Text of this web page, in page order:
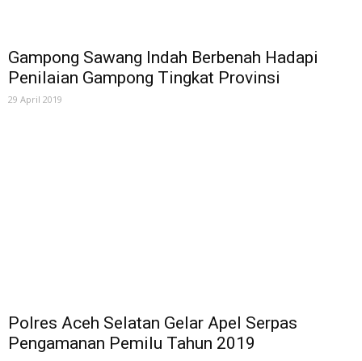
Gampong Sawang Indah Berbenah Hadapi
Penilaian Gampong Tingkat Provinsi
29 April 2019
Polres Aceh Selatan Gelar Apel Serpas
Pengamanan Pemilu Tahun 2019